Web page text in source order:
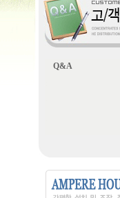
Q&A